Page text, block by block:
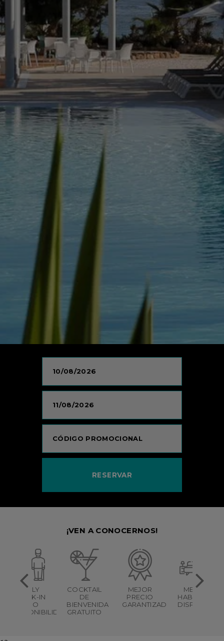
¡VEN A CONOCERNOS!
EARLY
CHECK-IN
BAJO
DISPONIBILIDAD
COCKTAIL
DE
BIENVENIDA
GRATUITO
MEJOR
PRECIO
GARANTIZADO
MEJOR
HABITACIÓN
DISPONIBLE